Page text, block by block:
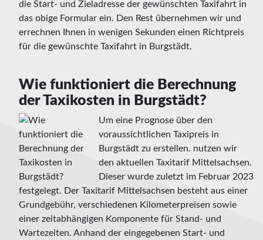
die Start- und Zieladresse der gewünschten Taxifahrt in
das obige Formular ein. Den Rest übernehmen wir und
errechnen Ihnen in wenigen Sekunden einen Richtpreis
für die gewünschte Taxifahrt in Burgstädt.
Wie funktioniert die Berechnung
der Taxikosten in Burgstädt?
Um eine Prognose über den
voraussichtlichen Taxipreis in
Burgstädt zu erstellen. nutzen wir
den aktuellen Taxitarif Mittelsachsen.
Dieser wurde zuletzt im Februar 2023
festgelegt. Der Taxitarif Mittelsachsen besteht aus einer
Grundgebühr, verschiedenen Kilometerpreisen sowie
einer zeitabhängigen Komponente für Stand- und
Wartezeiten. Anhand der eingegebenen Start- und